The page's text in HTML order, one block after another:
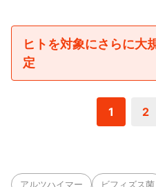
ヒトを対象にさらに大
定
1 2
アルツハイマー ビフィズス菌